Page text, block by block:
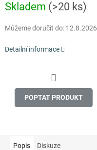
Skladem (>20 ks)
Můžeme doručit do: 12.8.2026
Detailní informace
POPTAT PRODUKT
Popis Diskuze